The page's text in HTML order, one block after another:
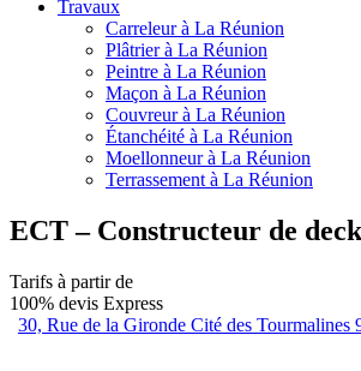
Travaux
Carreleur à La Réunion
Plâtrier à La Réunion
Peintre à La Réunion
Maçon à La Réunion
Couvreur à La Réunion
Étanchéité à La Réunion
Moellonneur à La Réunion
Terrassement à La Réunion
ECT – Constructeur de
Tarifs à partir de
100% devis Express
30, Rue de la Gironde Cité des Tourmalines